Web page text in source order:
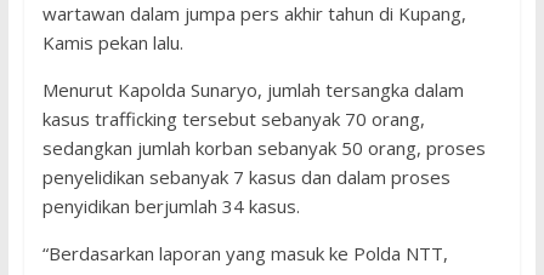
wartawan dalam jumpa pers akhir tahun di Kupang,
Kamis pekan lalu.
Menurut Kapolda Sunaryo, jumlah tersangka dalam
kasus trafficking tersebut sebanyak 70 orang,
sedangkan jumlah korban sebanyak 50 orang, proses
penyelidikan sebanyak 7 kasus dan dalam proses
penyidikan berjumlah 34 kasus.
“Berdasarkan laporan yang masuk ke Polda NTT,